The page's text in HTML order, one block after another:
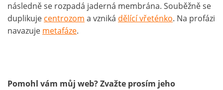
následně se rozpadá jaderná membrána. Souběžně se
duplikuje centrozom a vzniká dělící vřeténko. Na profázi
navazuje metafáze.
Pomohl vám můj web? Zvažte prosím jeho